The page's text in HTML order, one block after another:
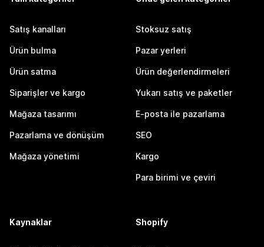
Satış kanalları
Ürün bulma
Ürün satma
Siparişler ve kargo
Mağaza tasarımı
Pazarlama ve dönüşüm
Mağaza yönetimi
Stoksuz satış
Pazar yerleri
Ürün değerlendirmeleri
Yukarı satış ve paketler
E-posta ile pazarlama
SEO
Kargo
Para birimi ve çeviri
Kaynaklar Shopify